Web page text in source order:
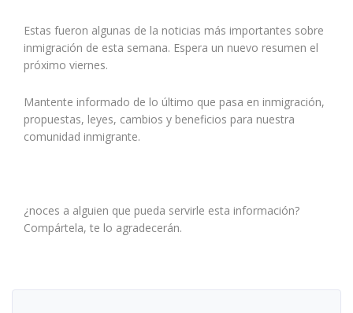
Estas fueron algunas de la noticias más importantes sobre
inmigración de esta semana. Espera un nuevo resumen el
próximo viernes.
Mantente informado de lo último que pasa en inmigración,
propuestas, leyes, cambios y beneficios para nuestra
comunidad inmigrante.
¿noces a alguien que pueda servirle esta información?
Compártela, te lo agradecerán.